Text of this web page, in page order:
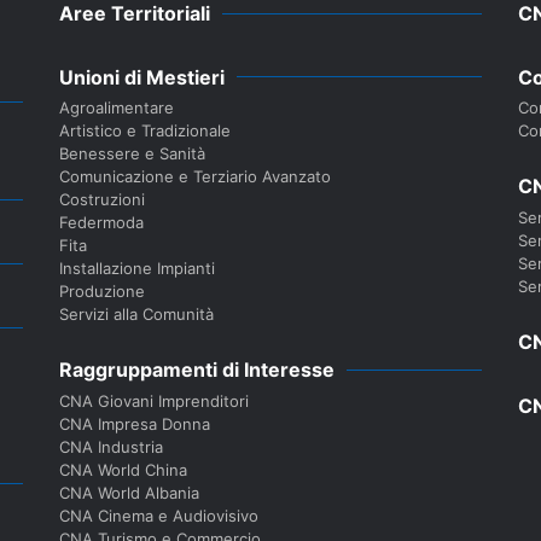
Aree Territoriali
Unioni di Mestieri
Agroalimentare
Artistico e Tradizionale
Benessere e Sanità
Comunicazione e Terziario Avanzato
Costruzioni
Federmoda
Fita
Installazione Impianti
Produzione
Servizi alla Comunità
Raggruppamenti di Interesse
CNA Giovani Imprenditori
CNA Impresa Donna
CNA Industria
CNA World China
CNA World Albania
CNA Cinema e Audiovisivo